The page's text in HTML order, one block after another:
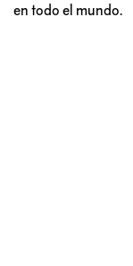
en todo el mundo.